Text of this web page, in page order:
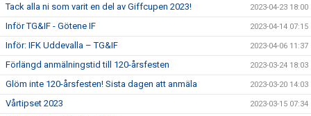
Tack alla ni som varit en del av Giffcupen 2023! 2023-04-23 18:00
Inför TG&IF - Götene IF 2023-04-14 07:15
Inför: IFK Uddevalla – TG&IF 2023-04-06 11:37
Förlängd anmälningstid till 120-årsfesten 2023-03-24 18:03
Glöm inte 120-årsfesten! Sista dagen att anmäla 2023-03-20 14:03
Vårtipset 2023 2023-03-15 07:34